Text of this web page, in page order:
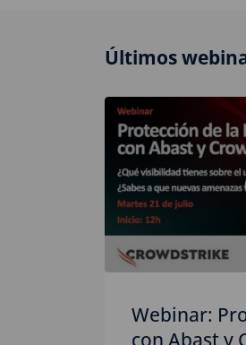
Últimos
Webinar:
con Abast y